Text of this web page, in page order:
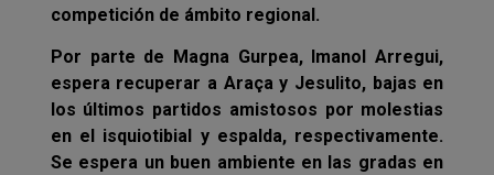
competición de ámbito regional.
Por parte de Magna Gurpea, Imanol Arregui,
espera recuperar a Araça y Jesulito, bajas en
los últimos partidos amistosos por molestias
en el isquiotibial y espalda, respectivamente.
Se espera un buen ambiente en las gradas en